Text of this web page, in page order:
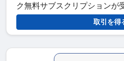
ク無料サブスクリプションが
取引を得